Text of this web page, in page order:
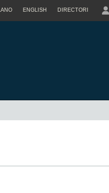
ENGLISH DIRECTORI